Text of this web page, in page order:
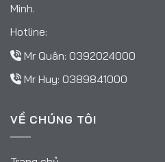
Minh.
Hotline:
Mr Quân: 0392024000
Mr Huy: 0389841000
VỀ CHÚNG TÔI